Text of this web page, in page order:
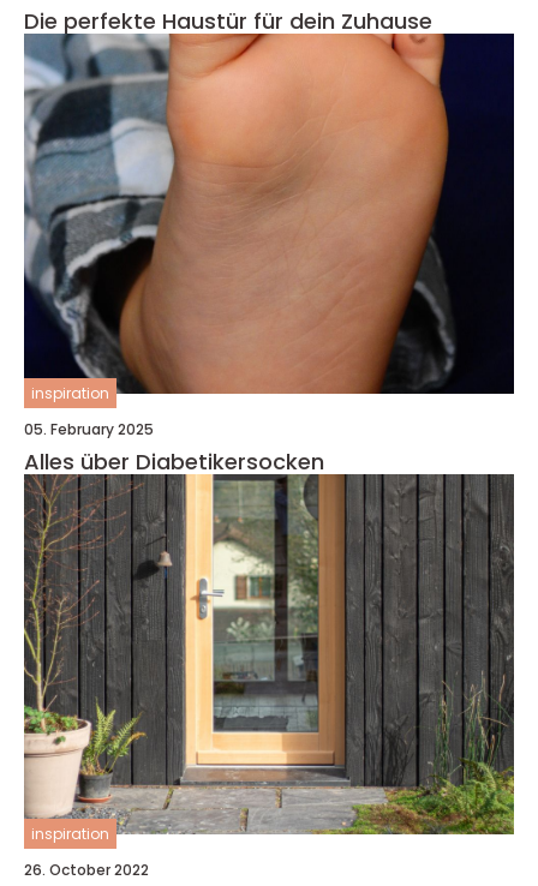
Die perfekte Haustür für dein Zuhause
inspiration
05. February 2025
Alles über Diabetikersocken
inspiration
26. October 2022